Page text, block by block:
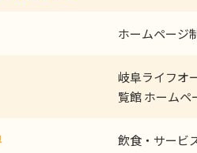
ホームページ
岐阜ライフオ
覧館 ホームペ
飲食・サービ